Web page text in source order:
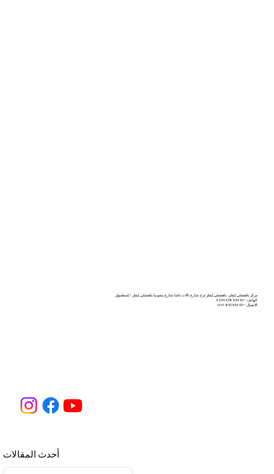
مركز باهتشلي إيفلر، باهتشلي إيفلر م.ح. شارع تالات باشا. شارع بيجونيا باهتشلي إيفلر / إسطنبول
الهاتف: +90 534 638 4294
الاتصال: +90 534 890 0161
أحدث المقالات